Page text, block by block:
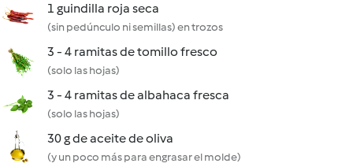
1 guindilla roja seca
(sin pedúnculo ni semillas) en trozos
3 - 4 ramitas de tomillo fresco
(solo las hojas)
3 - 4 ramitas de albahaca fresca
(solo las hojas)
30 g de aceite de oliva
(y un poco más para engrasar el molde)